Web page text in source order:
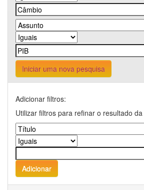
Iniciar uma nova pesquisa
Adicionar filtros:
Utilizar filtros para refinar o resultado